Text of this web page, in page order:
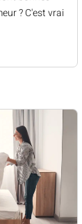
? C'est vrai